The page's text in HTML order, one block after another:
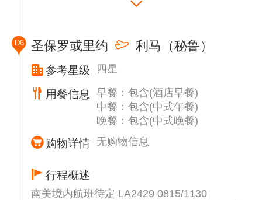
自费”的原则酌情参加，导游组织自费活动将
不会带有任何强迫因素。部分项目参加人数不
足时，则费用将做相应调整或无法成行。）
D6 圣保罗或里约 利马（秘鲁）
参考星级 四星
用餐信息
早餐：包含(酒店早餐)
中餐：包含(中式午餐)
晚餐：包含(中式晚餐)
购物详情 无购物信息
行程概述
南美境内航班待定 LA2429 0815/1130